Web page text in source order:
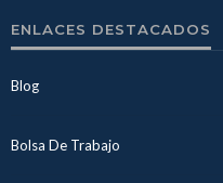
ENLACES DESTACADOS
Blog
Bolsa De Trabajo